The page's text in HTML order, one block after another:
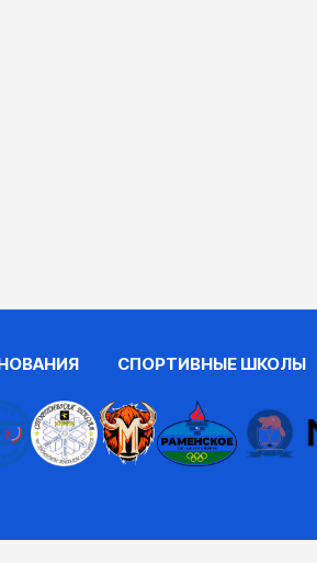
СПОРТИВНЫЕ ШКОЛЫ